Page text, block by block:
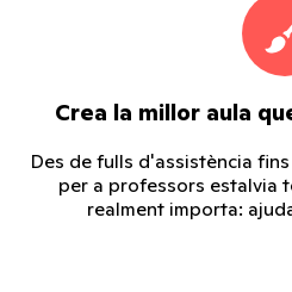
Crea la millor aula
Des de fulls d'assistència
per a professors estalvia
realment importa: